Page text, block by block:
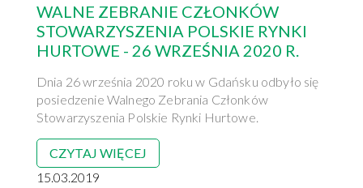
WALNE ZEBRANIE CZŁONKÓW
STOWARZYSZENIA POLSKIE RYNKI
HURTOWE - 26 WRZEŚNIA 2020 R.
Dnia 26 września 2020 roku w Gdańsku odbyło się
posiedzenie Walnego Zebrania Członków
Stowarzyszenia Polskie Rynki Hurtowe.
CZYTAJ WIĘCEJ
15.03.2019